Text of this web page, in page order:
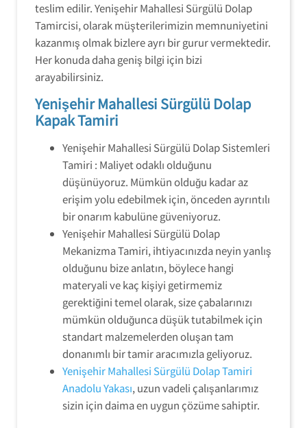
teslim edilir. Yenişehir Mahallesi Sürgülü Dolap
Tamircisi, olarak müşterilerimizin memnuniyetini
kazanmış olmak bizlere ayrı bir gurur vermektedir.
Her konuda daha geniş bilgi için bizi
arayabilirsiniz.
Yenişehir Mahallesi Sürgülü Dolap
Kapak Tamiri
Yenişehir Mahallesi Sürgülü Dolap Sistemleri
Tamiri : Maliyet odaklı olduğunu
düşünüyoruz. Mümkün olduğu kadar az
erişim yolu edebilmek için, önceden ayrıntılı
bir onarım kabulüne güveniyoruz.
Yenişehir Mahallesi Sürgülü Dolap
Mekanizma Tamiri, ihtiyacınızda neyin yanlış
olduğunu bize anlatın, böylece hangi
materyali ve kaç kişiyi getirmemiz
gerektiğini temel olarak, size çabalarınızı
mümkün olduğunca düşük tutabilmek için
standart malzemelerden oluşan tam
donanımlı bir tamir aracımızla geliyoruz.
Yenişehir Mahallesi Sürgülü Dolap Tamiri
Anadolu Yakası, uzun vadeli çalışanlarımız
sizin için daima en uygun çözüme sahiptir.